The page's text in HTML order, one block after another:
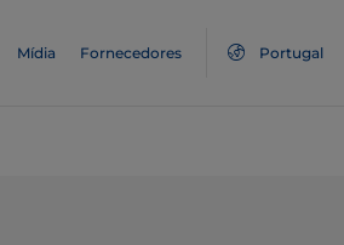
Mídia Fornecedores Portugal